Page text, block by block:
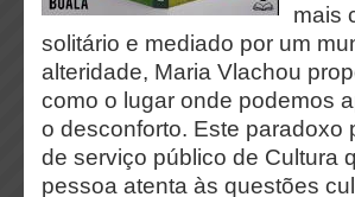
mais
solitário e mediado por um
alteridade, Maria Vlachou
como o lugar onde podemos
o desconforto. Este paradoxo
de serviço público de Cultura
pessoa atenta às questões